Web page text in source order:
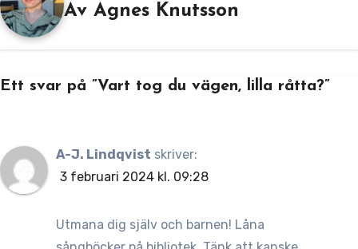
Av Agnes Knutsson
Ett svar på ”Vart tog du vägen, lilla råtta?”
A-J. Lindqvist skriver:
3 februari 2024 kl. 09:28
Utmana dig själv och barnen! Låna